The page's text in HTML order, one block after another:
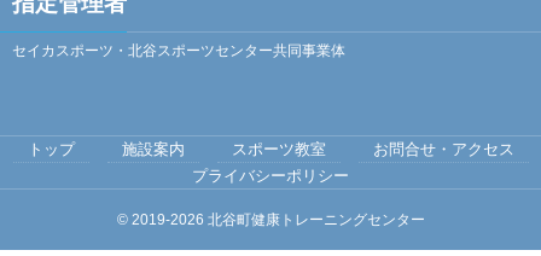
セイカスポーツ・北谷スポーツセンター共同事業体
トップ 施設案内 スポーツ教室
お問合せ・アクセス
プライバシーポリシー
© 2019-2026 北谷町健康トレーニングセンター